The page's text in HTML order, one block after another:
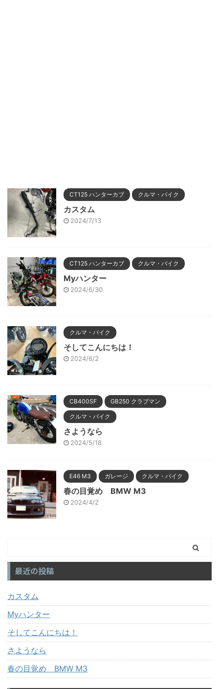
CT125 ハンターカブ クルマ・バイク
カスタム
2024/7/13
CT125 ハンターカブ クルマ・バイク
Myハンター
2024/6/30
クルマ・バイク
そしてこんにちは！
2024/6/2
CB400SF GB250 クラブマン
クルマ・バイク
さようなら
2024/5/18
E46 M3 ガレージ クルマ・バイク
春の目覚め BMW M3
2024/4/2
最近の投稿
カスタム
Myハンター
そしてこんにちは！
さようなら
春の目覚め BMW M3